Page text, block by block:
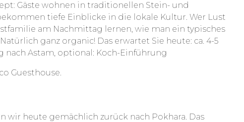
Gäste wohnen in traditionellen Stein- und
tiefe Einblicke in die lokale Kultur. Wer Lust
am Nachmittag lernen, wie man ein typisches
ganz organic! Das erwartet Sie heute: ca. 4-5
nach Astam, optional: Koch-Einführung
Guesthouse.
wir heute gemächlich zurück nach Pokhara. Das